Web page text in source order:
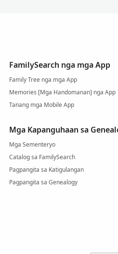
FamilySearch nga mga App
Family Tree nga mga App
Memories [Mga Handomanan] nga App
Tanang mga Mobile App
Mga Kapanguhaan sa
Mga Sementeryo
Catalog sa FamilySearch
Pagpangita sa Katigulangan
Pagpangita sa Genealogy